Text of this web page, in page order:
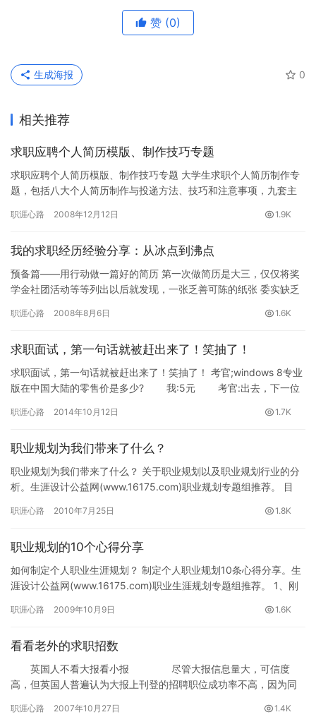
赞 (0)
0
生成海报
相关推荐
求职应聘个人简历模版、制作技巧专题
求职应聘个人简历模版、制作技巧专题 大学生求职个人简历制作专
题，包括八大个人简历制作与投递方法、技巧和注意事项，九套主
生涯…
职涯心路 2008年12月12日 1.9K
我的求职经历经验分享：从冰点到沸点
预备篇——用行动做一篇好的简历 第一次做简历是大三，仅仅将奖
学金社团活动等等列出以后就发现，一张乏善可陈的纸张 委实缺乏
如…
职涯心路 2008年8月6日 1.6K
求职面试，第一句话就被赶出来了！笑抽了！
求职面试，第一句话就被赶出来了！笑抽了！ 考官;windows 8专业
版在中国大陆的零售价是多少? 我:5元 考官:出去，下一位
职涯心路 2014年10月12日 1.7K
职业规划为我们带来了什么？
职业规划为我们带来了什么？ 关于职业规划以及职业规划行业的分
析。生涯设计公益网(www.16175.com)职业规划专题组推荐。 目
职涯心路 2010年7月25日 1.8K
职业规划的10个心得分享
如何制定个人职业生涯规划？ 制定个人职业规划10条心得分享。生
涯设计公益网(www.16175.com)职业生涯规划专题组推荐。 1、刚
职涯心路 2009年10月9日 1.6K
看看老外的求职招数
英国人不看大报看小报 尽管大报信息量大，可信度
高，但英国人普遍认为大报上刊登的招聘职位成功率不高，因为同
职涯心路 2007年10月27日 1.4K